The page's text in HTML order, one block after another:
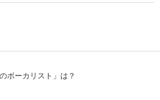
ボーカリスト」は？